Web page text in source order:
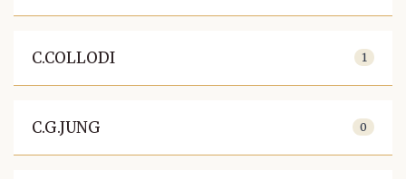
C.COLLODI 1
C.G.JUNG 0